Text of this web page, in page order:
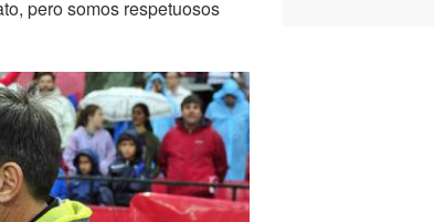
pero somos respetuosos